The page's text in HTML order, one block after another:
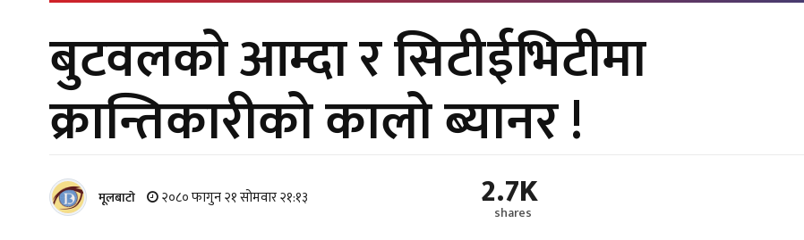
बुटवलको आम्दा र सिटीईभिटीमा
क्रान्तिकारीको कालो ब्यानर !
मूलबाटाे २०८० फागुन २१ सोमवार २१:१३ 2.7K
shares